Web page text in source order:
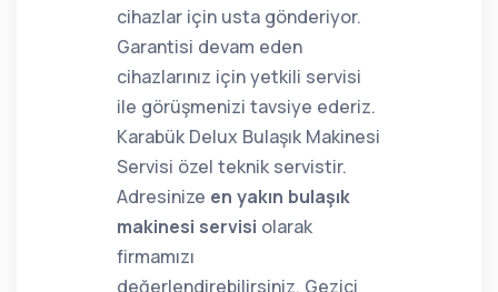
cihazlar için usta gönderiyor.
Garantisi devam eden
cihazlarınız için yetkili servisi
ile görüşmenizi tavsiye ederiz.
Karabük Delux Bulaşık Makinesi
Servisi özel teknik servistir.
Adresinize en yakın bulaşık
makinesi servisi olarak
firmamızı
değerlendirebilirsiniz. Gezici